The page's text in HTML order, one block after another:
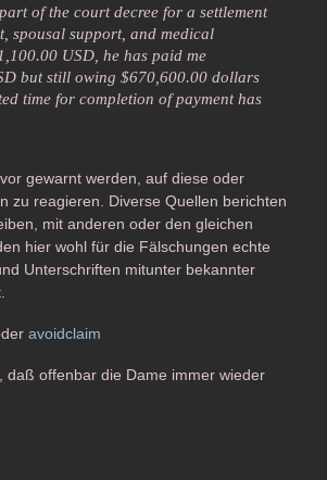
of the court decree for a settlement
spousal support, and medical
USD, he has paid me
but still owing $670,600.00 dollars
time for completion of payment has
gewarnt werden, auf diese oder
zu reagieren. Diverse Quellen berichten
mit anderen oder den gleichen
hier wohl für die Fälschungen echte
Unterschriften mitunter bekannter
avoidclaim
daß offenbar die Dame immer wieder